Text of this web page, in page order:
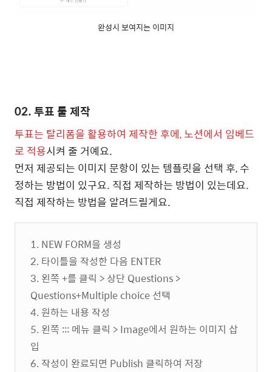
완성시 보여지는 이미지
02. 투표툴 제작
투표는 탈리폼을 활용하여 제작한 후에, 노션에서 임베드
로 적용시켜 줄 거예요.
먼저 제공되는 이미지 문항이 있는 템플릿을 선택 후, 수
정하는 방법이 있구요. 직접 제작하는 방법이 있는데요.
직접 제작하는 방법을 알려드릴게요.
1. NEW FORM을 생성
2. 타이틀을 작성한 다음 ENTER
3. 왼쪽 +를 클릭 > 상단 Questions >
Questions+Multiple choice 선택
4. 원하는 내용 작성
5. 왼쪽 ::: 메뉴 클릭 > Image에서 원하는 이미지 삽
입
6. 작성이 완료되면 Publish 클릭하여 저장